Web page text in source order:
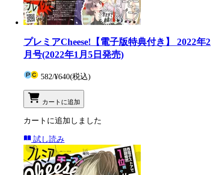
プレミアCheese!【電子版特典付き】 2022年2
月号(2022年1月5日発売)
582/¥640(税込)
カートに追加
カートに追加しました
試し読み